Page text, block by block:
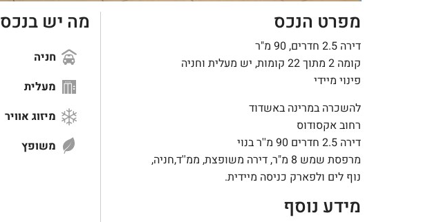
מפרט הנכס
דירה 2.5 חדרים, 90 מ"ר
קומה 2 מתוך 22 קומות, יש מעלית וחניה
פינוי מיידי
להשכרה במרינה באשדוד
רחוב אקסודוס
דירה 2.5 חדרים 90 מ''ר בנוי
מרפסת שמש 8 מ"ר, דירה משופצת, ממ''ד,חניה,
נוף לים ולפארק כניסה מיידית.
מידע נוסף
מה יש בנכס
חניה
מעלית
מיזוג אוויר
משופץ